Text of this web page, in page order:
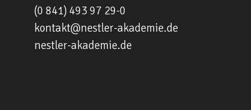
(0 841) 493 97 29-0
kontakt@nestler-akademie.de
nestler-akademie.de